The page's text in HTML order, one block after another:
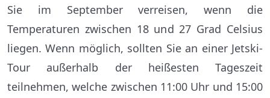
Sie im September verreisen, wenn die
Temperaturen zwischen 18 und 27 Grad Celsius
liegen. Wenn möglich, sollten Sie an einer Jetski-
Tour außerhalb der heißesten Tageszeit
teilnehmen, welche zwischen 11:00 Uhr und 15:00